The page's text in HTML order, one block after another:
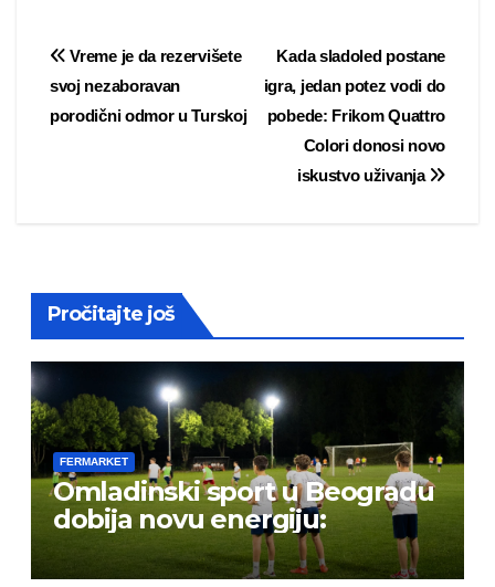
Post
navigation
Kada sladoled postane
igra, jedan potez vodi do
pobede: Frikom Quattro
Colori donosi novo
iskustvo uživanja
Vreme je da rezervišete
svoj nezaboravan
porodični odmor u Turskoj
Pročitajte još
FERMARKET
Omladinski sport u Beogradu
dobija novu energiju: